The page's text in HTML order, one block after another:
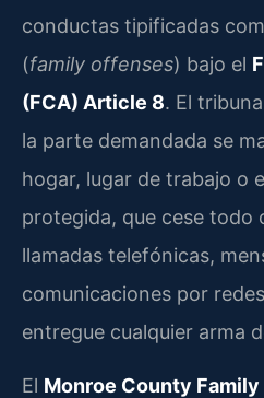
conductas tipificadas
(family offenses) bajo el
(FCA) Article 8. El
la parte demandada se
hogar, lugar de trabajo o
protegida, que cese
llamadas telefónicas,
comunicaciones por
entregue cualquier arma
El Monroe County